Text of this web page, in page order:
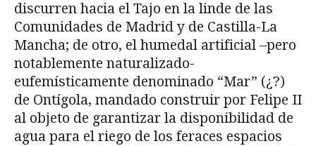
discurren hacia el Tajo en la linde de las
Comunidades de Madrid y de Castilla-La
Mancha; de otro, el humedal artificial –pero
notablemente naturalizado-
eufemísticamente denominado “Mar” (¿?)
de Ontígola, mandado construir por Felipe II
al objeto de garantizar la disponibilidad de
agua para el riego de los feraces espacios